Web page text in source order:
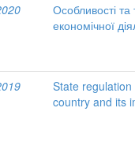
Особливості
економічної
State
country and its